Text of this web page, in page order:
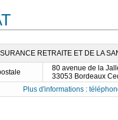
RETRAITE ET DE LA
80 avenue de la
33053 Bordeaux
Plus d'informations :